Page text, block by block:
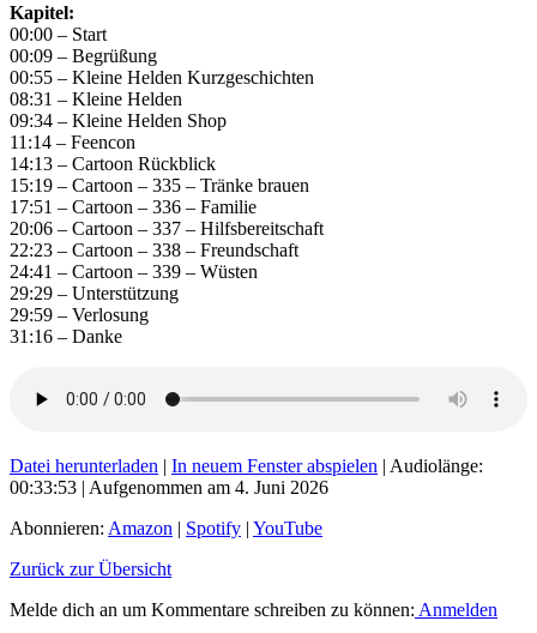
Kapitel:
00:00 – Start
00:09 – Begrüßung
00:55 – Kleine Helden Kurzgeschichten
08:31 – Kleine Helden
09:34 – Kleine Helden Shop
11:14 – Feencon
14:13 – Cartoon Rückblick
15:19 – Cartoon – 335 – Tränke brauen
17:51 – Cartoon – 336 – Familie
20:06 – Cartoon – 337 – Hilfsbereitschaft
22:23 – Cartoon – 338 – Freundschaft
24:41 – Cartoon – 339 – Wüsten
29:29 – Unterstützung
29:59 – Verlosung
31:16 – Danke
Datei herunterladen | In neuem Fenster abspielen | Audiolänge:
00:33:53 | Aufgenommen am 4. Juni 2026
Abonnieren: Amazon | Spotify | YouTube
Zurück zur Übersicht
Melde dich an um Kommentare schreiben zu können: Anmelden